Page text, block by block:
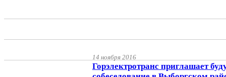
14 ноября 2016
Горэлектротранс приглашает